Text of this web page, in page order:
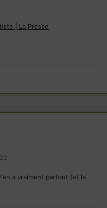
| La Presse
a vraiment partout (et le